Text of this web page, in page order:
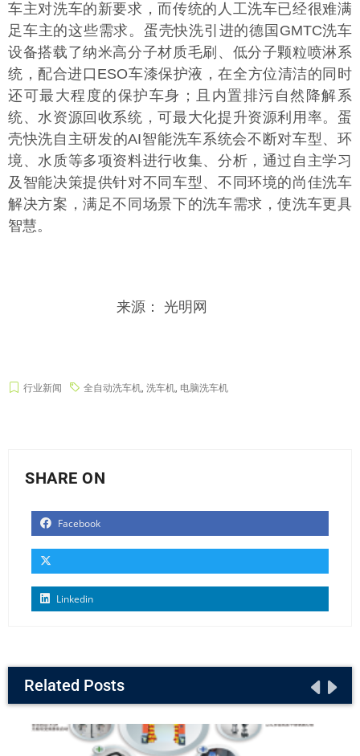
车主对洗车的新要求，而传统的人工洗车已经很难满
足车主的这些需求。蛋壳快洗引进的德国GMTC洗车
设备搭载了纳米高分子材质毛刷、低分子颗粒喷淋系
统，配合进口ESO车漆保护液，在全方位清洁的同时
还可最大程度的保护车身；且内置排污自然降解系
统、水资源回收系统，可最大化提升资源利用率。蛋
壳快洗自主研发的AI智能洗车系统会不断对车型、环
境、水质等多项资料进行收集、分析，通过自主学习
及智能决策提供针对不同车型、不同环境的尚佳洗车
解决方案，满足不同场景下的洗车需求，使洗车更具
智慧。
来源： 光明网
行业新闻 全自动洗车机, 洗车机, 电脑洗车机
SHARE ON
Facebook
Linkedin
Related Posts